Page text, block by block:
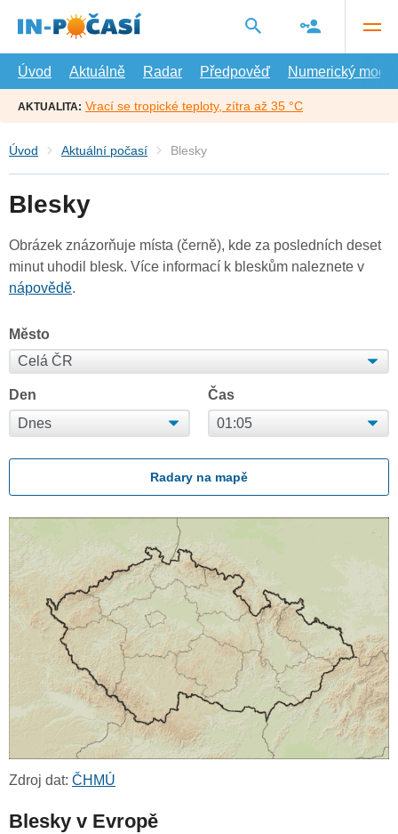
hlavní
Úvod
Aktuálně Radar Předpověď Numerický model
AKTUALITA: Vrací se tropické teploty, zítra až 35 °C
Úvod Aktuální počasí Blesky
Blesky
Obrázek znázorňuje místa (černě), kde za posledních deset
minut uhodil blesk. Více informací k bleskům naleznete v
nápovědě.
Město
Den Čas
Radary na mapě
Zdroj dat: ČHMÚ
Blesky v Evropě